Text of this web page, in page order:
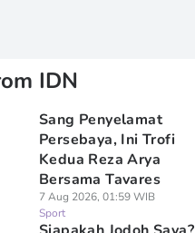
IDN
Sang Penyelamat
Persebaya, Ini Trofi
Kedua Reza Arya
Bersama Tavares
7 Aug 2026, 01:59 WIB
Sport